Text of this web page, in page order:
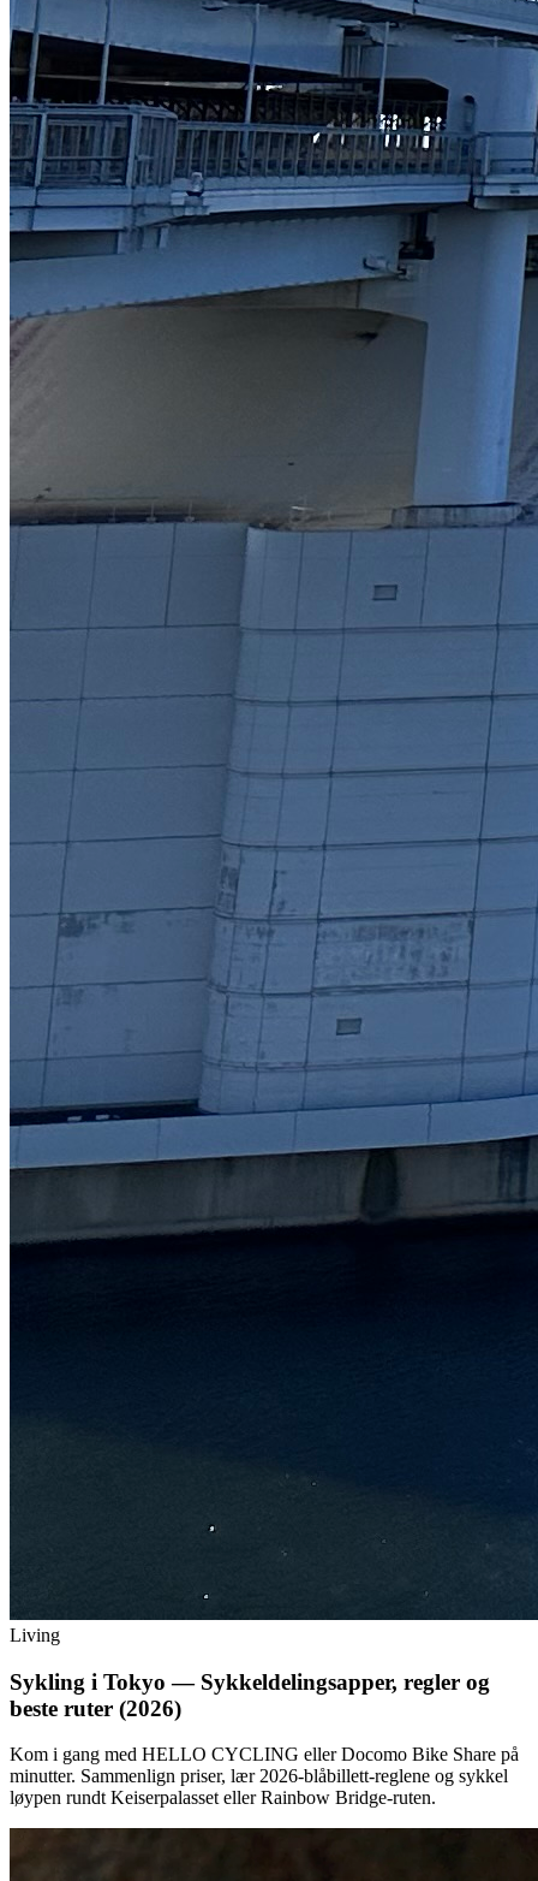
Living
Sykling i Tokyo — Sykkeldelingsapper, regler og
beste ruter (2026)
Kom i gang med HELLO CYCLING eller Docomo Bike Share på
minutter. Sammenlign priser, lær 2026-blåbillett-reglene og sykkel
løypen rundt Keiserpalasset eller Rainbow Bridge-ruten.